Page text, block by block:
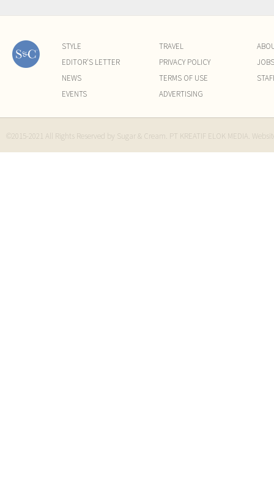
STYLE
EDITOR'S LETTER
NEWS
EVENTS
TRAVEL
PRIVACY POLICY
TERMS OF USE
ADVERTISING
JOBS
©2015-2021 All Rights Reserved by Sugar & Cream. PT KREATIF ELOK MEDIA.